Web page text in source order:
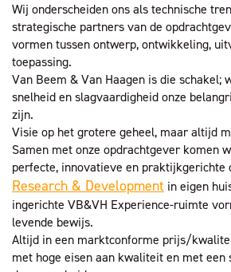
Wij onderscheiden ons als technische
strategische partners van de
vormen tussen ontwerp, ontwikkeling,
toepassing.
Van Beem & Van Haagen is die schakel;
snelheid en slagvaardigheid onze
zijn.
Visie op het grotere geheel, maar altijd
Samen met onze opdrachtgever komen
perfecte, innovatieve en praktijkgerichte
Research & Development in eigen
ingerichte VB&VH Experience-ruimte
levende bewijs.
Altijd in een marktconforme prijs/
met hoge eisen aan kwaliteit en met een